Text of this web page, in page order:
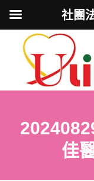
佳
社團